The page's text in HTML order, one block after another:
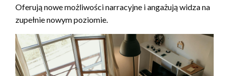
Oferują nowe możliwości narracyjne i angażują widza na
zupełnie nowym poziomie.